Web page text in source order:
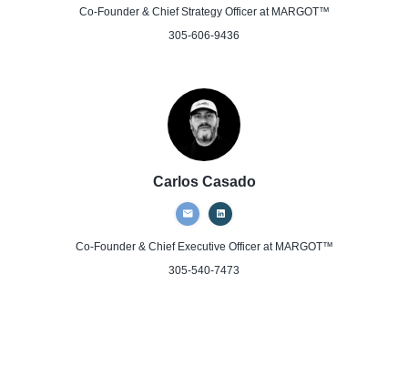
Co-Founder & Chief Strategy Officerat MARGOT™
305-606-9436
Carlos Casado
Co-Founder & Chief Executive Officerat MARGOT™
305-540-7473